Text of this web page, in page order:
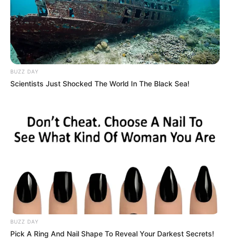
MANTÉNGASE EN ALERTA
Tenemos todas las noticias que le
favor, active las notificaciones de Alerta.
ACTIVAR AHORA
SARAMPIÓN AVENIDA AMBALÁ
IBAGUÉ
PARQUE DE DIVERSIONES
ELECCIONES PRESIDENCIALES
FENÓMENO DEL NIÑO
BUZZ DAY
Scientists Just Shocked The World In The Black Sea!
BUZZ DAY
Pick A Ring And Nail Shape To Reveal Your Darkest Secrets!